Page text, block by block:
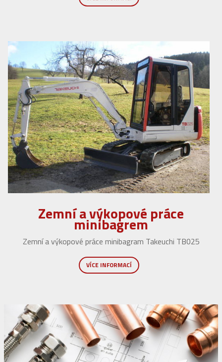
Zemní a výkopové práce
minibagrem
Zemní a výkopové práce minibagram Takeuchi TB025
VÍCE INFORMACÍ